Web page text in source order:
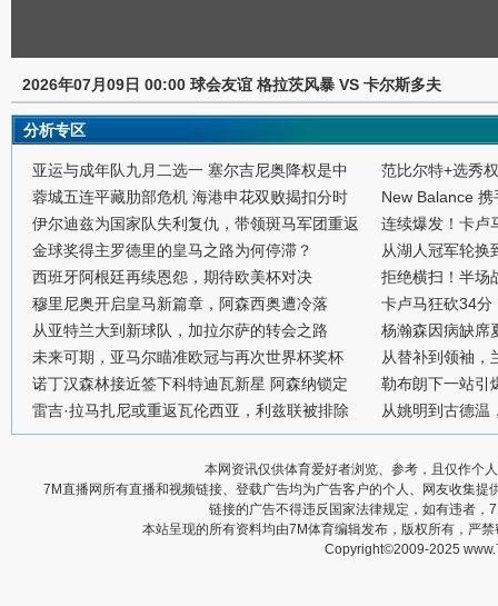
2026年07月09日 00:00 球会友谊 格拉茨风暴 VS 卡尔斯多夫
分析专区
亚运与成年队九月二选一 塞尔吉尼奥降权是中
蓉城五连平藏肋部危机 海港申花双败揭扣分时
伊尔迪兹为国家队失利复仇，带领斑马军团重返
金球奖得主罗德里的皇马之路为何停滞？
西班牙阿根廷再续恩怨，期待欧美杯对决
穆里尼奥开启皇马新篇章，阿森西奥遭冷落
从亚特兰大到新球队，加拉尔萨的转会之路
未来可期，亚马尔瞄准欧冠与再次世界杯奖杯
诺丁汉森林接近签下科特迪瓦新星 阿森纳锁定
雷吉·拉马扎尼或重返瓦伦西亚，利兹联被排除
范比尔特+选秀
New Balance
连续爆发！卡卢
从湖人冠军轮换
拒绝横扫！半场
卡卢马狂砍34分
杨瀚森因病缺席
从替补到领袖，
勒布朗下一站引
从姚明到古德温
本网资讯仅供体育爱好者浏览、参考，且仅作个
7M直播网所有直播和视频链接、登载广告均为广告客户的个人、网友收集
链接的广告不得违反国家法律规定，如有违者
本站呈现的所有资料均由7M体育编辑发布，版权所有，严
Copyright©2009-2025